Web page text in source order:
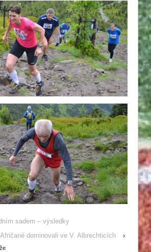
sadem – výsledky
Afričané dominovali ve V. Albrechticích
›